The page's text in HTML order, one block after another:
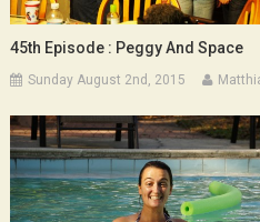
45th Episode : Peggy And Space
Sunday August 2nd, 2015